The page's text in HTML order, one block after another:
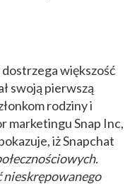
większość
swoją pierwszą
rodziny i
marketingu Snap Inc,
iż Snapchat
nieskrępowanego